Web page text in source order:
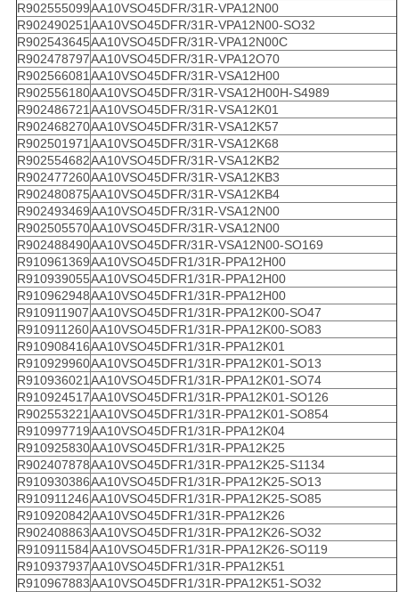
R902555099AA10VSO45DFR/31R-VPA12N00
R902490251AA10VSO45DFR/31R-VPA12N00-SO32
R902543645AA10VSO45DFR/31R-VPA12N00C
R902478797AA10VSO45DFR/31R-VPA12O70
R902566081AA10VSO45DFR/31R-VSA12H00
R902556180AA10VSO45DFR/31R-VSA12H00H-S4989
R902486721AA10VSO45DFR/31R-VSA12K01
R902468270AA10VSO45DFR/31R-VSA12K57
R902501971AA10VSO45DFR/31R-VSA12K68
R902554682AA10VSO45DFR/31R-VSA12KB2
R902477260AA10VSO45DFR/31R-VSA12KB3
R902480875AA10VSO45DFR/31R-VSA12KB4
R902493469AA10VSO45DFR/31R-VSA12N00
R902505570AA10VSO45DFR/31R-VSA12N00
R902488490AA10VSO45DFR/31R-VSA12N00-SO169
R910961369AA10VSO45DFR1/31R-PPA12H00
R910939055AA10VSO45DFR1/31R-PPA12H00
R910962948AA10VSO45DFR1/31R-PPA12H00
R910911907AA10VSO45DFR1/31R-PPA12K00-SO47
R910911260AA10VSO45DFR1/31R-PPA12K00-SO83
R910908416AA10VSO45DFR1/31R-PPA12K01
R910929960AA10VSO45DFR1/31R-PPA12K01-SO13
R910936021AA10VSO45DFR1/31R-PPA12K01-SO74
R910924517AA10VSO45DFR1/31R-PPA12K01-SO126
R902553221AA10VSO45DFR1/31R-PPA12K01-SO854
R910997719AA10VSO45DFR1/31R-PPA12K04
R910925830AA10VSO45DFR1/31R-PPA12K25
R902407878AA10VSO45DFR1/31R-PPA12K25-S1134
R910930386AA10VSO45DFR1/31R-PPA12K25-SO13
R910911246AA10VSO45DFR1/31R-PPA12K25-SO85
R910920842AA10VSO45DFR1/31R-PPA12K26
R902408863AA10VSO45DFR1/31R-PPA12K26-SO32
R910911584AA10VSO45DFR1/31R-PPA12K26-SO119
R910937937AA10VSO45DFR1/31R-PPA12K51
R910967883AA10VSO45DFR1/31R-PPA12K51-SO32